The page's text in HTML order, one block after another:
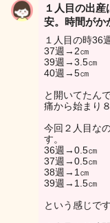
１人目の出
安。時間がか
１人目の時36
37週→2㎝
39週→3.5㎝
40週→5㎝
と開いてたん
痛から始まり
今回２人目な
す。
36週→0.5㎝
37週→0.5㎝
38週→1㎝
39週→1.5㎝
という感じです